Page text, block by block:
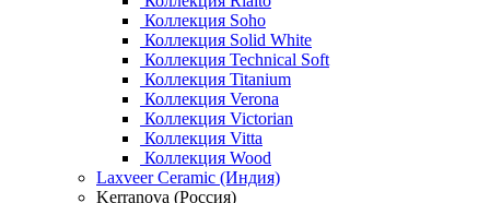
Коллекция Soho
Коллекция Solid White
Коллекция Technical Soft
Коллекция Titanium
Коллекция Verona
Коллекция Victorian
Коллекция Vitta
Коллекция Wood
Laxveer Ceramic (Индия)
Kerranova (Россия)